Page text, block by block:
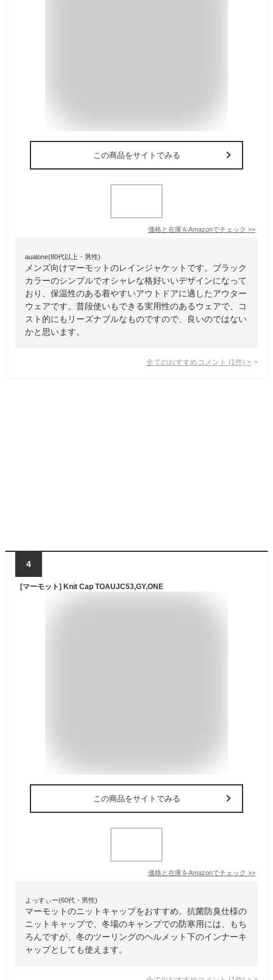
この商品をサイトでみる
価格と在庫をAmazonでチェック >>
aualone(80代以上・男性)
メンズ向けマーモットのレインジャケットです。ブラック
カラーのシンプルでオシャレな格好いいデザインになって
おり、保温性のある着やすいアウトドアに適したアウター
ウェアです。普段使いもできる実用性のあるウェアで、コ
スト的にもリーズナブルなものですので、良いのではない
かと思います。
全てのおすすめコメント (1 件) >
4
[マーモット] Knit Cap TOAUJC53,GY,ONE
この商品をサイトでみる
価格と在庫をAmazonでチェック >>
よっすぃー(60代・男性)
マーモットのニットキャップをおすすめ。抗菌防臭仕様の
ニットキャップで、冬場のキャンプでの防寒用には、もち
ろんですが、冬のツーリングのヘルメット下のインナーキ
ャップとしても使えます。